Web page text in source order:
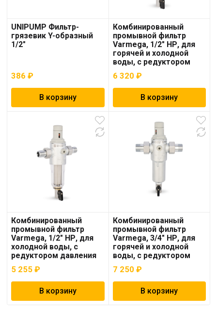
UNIPUMP Фильтр-
грязевик Y-образный
1/2″
386 ₽
В корзину
Комбинированный
промывной фильтр
Varmega, 1/2″ НР, для
горячей и холодной
воды, с редуктором
6 320 ₽
В корзину
Комбинированный
промывной фильтр
Varmega, 1/2″ НР, для
холодной воды, с
редуктором давления
(VM22801)
5 255 ₽
В корзину
Комбинированный
промывной фильтр
Varmega, 3/4″ НР, для
горячей и холодной
воды, с редуктором
давления (VM22902)
7 250 ₽
В корзину